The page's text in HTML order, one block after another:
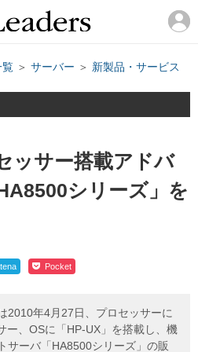
覧 ＞ サーバー ＞ 新製品・サービス
ッサー搭載アドバ
シリーズ」を
Pocket
2010年4月27日、プロセッサーに
ー、OSに「HP-UX」を搭載し、機
サーバ「HA8500シリーズ」の販